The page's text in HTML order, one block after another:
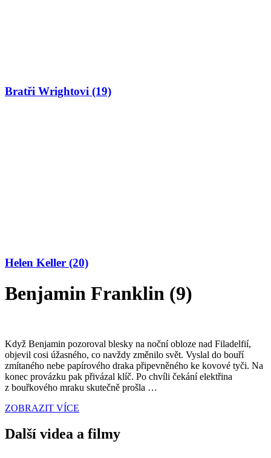
Bratři Wrightovi (19)
Helen Keller (20)
Benjamin Franklin (9)
Když Benjamin pozoroval blesky na noční obloze nad Filadelfií,
objevil cosi úžasného, co navždy změnilo svět. Vyslal do bouří
zmítaného nebe papírového draka připevněného ke kovové tyči. Na
konec provázku pak přivázal klíč. Po chvíli čekání elektřina
z bouřkového mraku skutečně prošla …
ZOBRAZIT VÍCE
Další videa a filmy